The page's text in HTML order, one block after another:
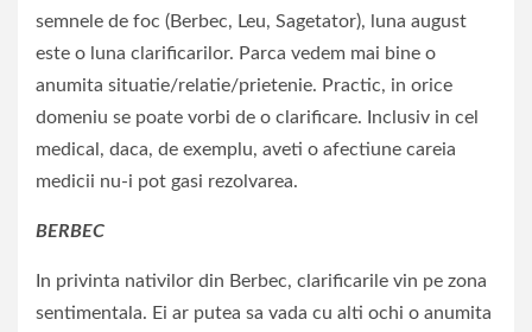
semnele de foc (Berbec, Leu, Sagetator), luna august
este o luna clarificarilor. Parca vedem mai bine o
anumita situatie/relatie/prietenie. Practic, in orice
domeniu se poate vorbi de o clarificare. Inclusiv in cel
medical, daca, de exemplu, aveti o afectiune careia
medicii nu-i pot gasi rezolvarea.
BERBEC
In privinta nativilor din Berbec, clarificarile vin pe zona
sentimentala. Ei ar putea sa vada cu alti ochi o anumita